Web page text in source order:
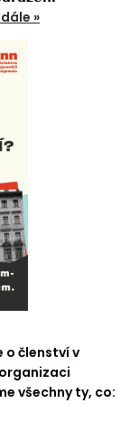
»
o členství v
všechny ty, co: